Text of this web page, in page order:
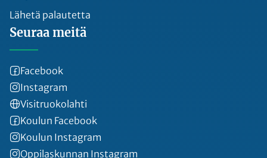
Lähetä palautetta
Seuraa meitä
Facebook
Instagram
Visitruokolahti
Koulun Facebook
Koulun Instagram
Oppilaskunnan Instagram